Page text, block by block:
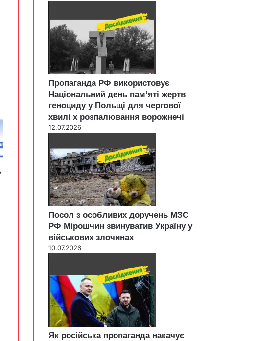
Пропаганда РФ використовує
Національний день пам’яті жертв
геноциду у Польщі для чергової
хвилі х розпалювання ворожнечі
12.07.2026
Посол з особливих доручень МЗС
РФ Мірошчин звинуватив Україну у
військових злочинах
10.07.2026
Як російська пропаганда накачує